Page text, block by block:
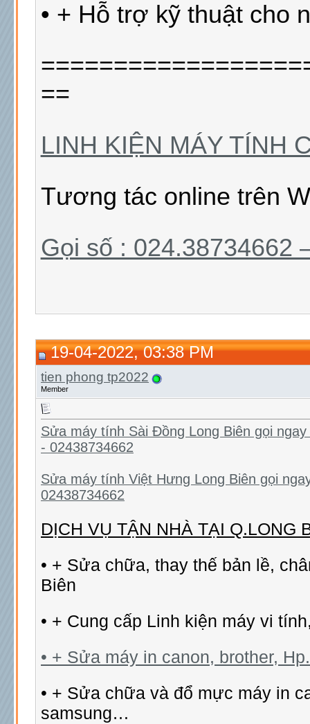
• + Hỗ trợ kỹ thuật cho
==
LINH KIỆN MÁY TÍNH
Tương tác online trên
Gọi số : 024.38734662
19-04-2022, 03:38 PM
tien phong tp2022
Member
Sửa máy tính Sài Đồng Long Biên gọi
- 02438734662
Sửa máy tính Việt Hưng Long Biên gọi
02438734662
DỊCH VỤ TẬN NHÀ TẠI Q.LONG
• + Sửa chữa, thay thế bản lề,
Biên
• + Cung cấp Linh kiện máy vi
• + Sửa máy in canon, brother,
• + Sửa chữa và đổ mực máy in
samsung…